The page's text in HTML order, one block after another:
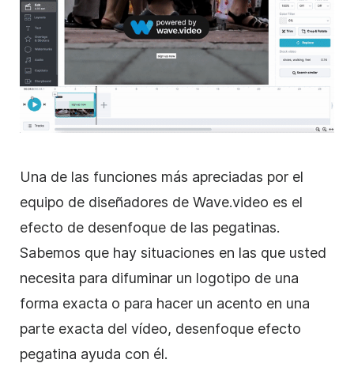
Una de las funciones más apreciadas por el
equipo de diseñadores de Wave.video es el
efecto de desenfoque de las pegatinas.
Sabemos que hay situaciones en las que usted
necesita para difuminar un logotipo de una
forma exacta o para hacer un acento en una
parte exacta del vídeo, desenfoque efecto
pegatina ayuda con él.